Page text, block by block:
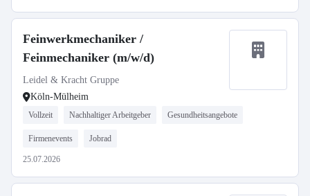
Feinwerkmechaniker /
Feinmechaniker (m/w/d)
Leidel & Kracht Gruppe
Köln-Mülheim
Vollzeit Nachhaltiger Arbeitgeber Gesundheitsangebote
Firmenevents Jobrad
25.07.2026